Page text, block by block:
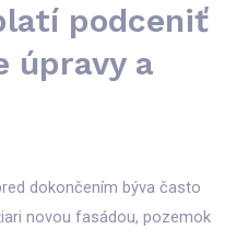
podceniť
úpravy a
dokončením býva často
novou fasádou, pozemok